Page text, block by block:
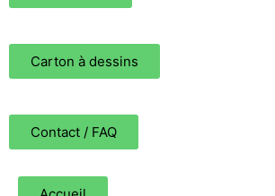
Carton à dessins
Contact / FAQ